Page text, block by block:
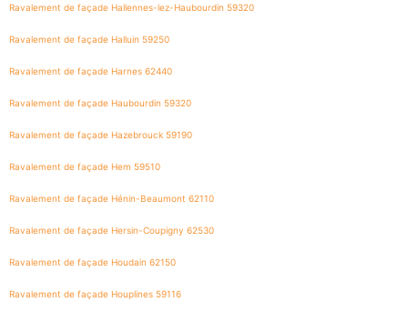
Ravalement de façade Hallennes-lez-Haubourdin 59320
Ravalement de façade Halluin 59250
Ravalement de façade Harnes 62440
Ravalement de façade Haubourdin 59320
Ravalement de façade Hazebrouck 59190
Ravalement de façade Hem 59510
Ravalement de façade Hénin-Beaumont 62110
Ravalement de façade Hersin-Coupigny 62530
Ravalement de façade Houdain 62150
Ravalement de façade Houplines 59116